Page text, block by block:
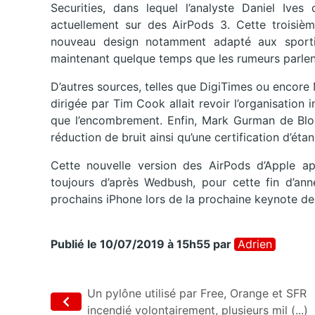
Securities, dans lequel l’analyste Daniel
actuellement sur des AirPods 3. Cette
nouveau design notamment adapté aux
maintenant quelque temps que les rumeurs
D’autres sources, telles que DigiTimes ou
dirigée par Tim Cook allait revoir l’organisation
que l’encombrement. Enfin, Mark Gurman de
réduction de bruit ainsi qu’une certification
Cette nouvelle version des AirPods d’Apple
toujours d’après Wedbush, pour cette fin
prochains iPhone lors de la prochaine keynote
Publié le 10/07/2019 à 15h55 par Adrien
Un pylône utilisé par Free, Orange et SFR
incendié volontairement, plusieurs mil (...)